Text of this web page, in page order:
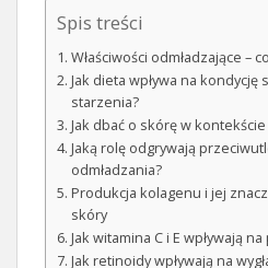
Spis treści
Właściwości odmładzające –
Jak dieta wpływa na kondycję
starzenia?
Jak dbać o skórę w
Jaką rolę odgrywają
odmładzania?
Produkcja kolagenu i jej
skóry
Jak witamina C i E wpływają
Jak retinoidy wpływają na